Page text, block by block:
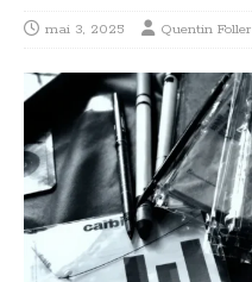
mai 3, 2025 Quentin Foller